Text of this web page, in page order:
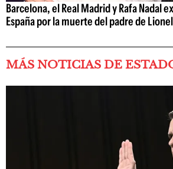
Barcelona, el Real Madrid y Rafa Nadal
España por la muerte del padre de
MÁS NOTICIAS DE